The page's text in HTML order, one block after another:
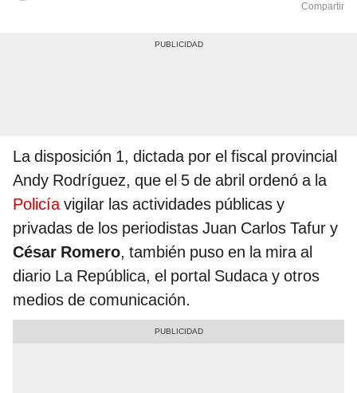
Compartir
La disposición 1, dictada por el fiscal provincial
Andy Rodríguez, que el 5 de abril ordenó a la
Policíavigilar las actividades públicas y
privadas de los periodistas Juan Carlos Tafur y
César Romero, también puso en la mira al
diario La República, el portal Sudaca y otros
medios de comunicación.